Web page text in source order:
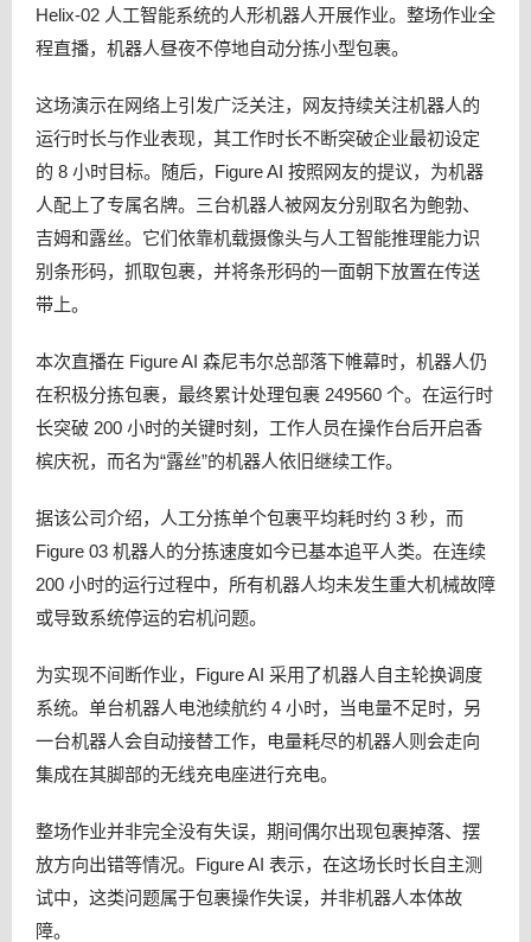
Helix-02 人工智能系统的人形机器人开展作业。整场作业全
程直播，机器人昼夜不停地自动分拣小型包裹。
这场演示在网络上引发广泛关注，网友持续关注机器人的
运行时长与作业表现，其工作时长不断突破企业最初设定
的 8 小时目标。随后，Figure AI 按照网友的提议，为机器
人配上了专属名牌。三台机器人被网友分别取名为鲍勃、
吉姆和露丝。它们依靠机载摄像头与人工智能推理能力识
别条形码，抓取包裹，并将条形码的一面朝下放置在传送
带上。
本次直播在 Figure AI 森尼韦尔总部落下帷幕时，机器人仍
在积极分拣包裹，最终累计处理包裹 249560 个。在运行时
长突破 200 小时的关键时刻，工作人员在操作台后开启香
槟庆祝，而名为“露丝”的机器人依旧继续工作。
据该公司介绍，人工分拣单个包裹平均耗时约 3 秒，而
Figure 03 机器人的分拣速度如今已基本追平人类。在连续
200 小时的运行过程中，所有机器人均未发生重大机械故障
或导致系统停运的宕机问题。
为实现不间断作业，Figure AI 采用了机器人自主轮换调度
系统。单台机器人电池续航约 4 小时，当电量不足时，另
一台机器人会自动接替工作，电量耗尽的机器人则会走向
集成在其脚部的无线充电座进行充电。
整场作业并非完全没有失误，期间偶尔出现包裹掉落、摆
放方向出错等情况。Figure AI 表示，在这场长时长自主测
试中，这类问题属于包裹操作失误，并非机器人本体故
障。